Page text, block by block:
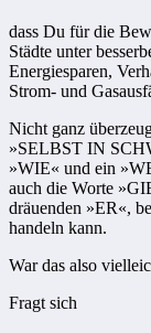
dass Du für die
Städte unter
Energiesparen,
Strom- und
Nicht ganz
»SELBST IN
»WIE« und ein
auch die Worte
dräuenden »ER«,
handeln kann.
War das also
Fragt sich